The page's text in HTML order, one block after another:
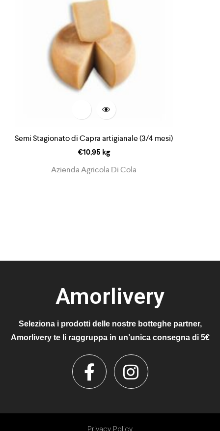
Semi Stagionato di Capra artigianale (3/4 mesi)
€10,95 kg
Azienda Agricola Di Cola
Amorlivery
Seleziona i prodotti delle nostre botteghe partner,
Amorlivery te li raggruppa in un’unica consegna di 5€
Privacy Policy